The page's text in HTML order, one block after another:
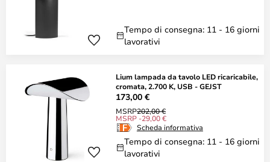
Tempo di consegna: 11 - 16 giorni
lavorativi
Lium lampada da tavolo LED ricaricabile,
cromata, 2.700 K, USB - GEJST
173,00 €
MSRP202,00 €
MSRP -29,00 €
Scheda informativa
Tempo di consegna: 11 - 16 giorni
lavorativi